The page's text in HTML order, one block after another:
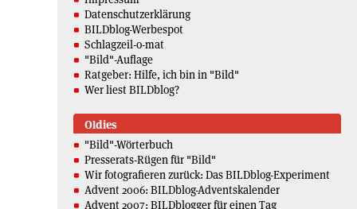
Datenschutzerklärung
BILDblog-Werbespot
Schlagzeil-o-mat
"Bild"-Auflage
Ratgeber: Hilfe, ich bin in "Bild"
Wer liest BILDblog?
Oldies
"Bild"-Wörterbuch
Presserats-Rügen für "Bild"
Wir fotografieren zurück: Das BILDblog-Experiment
Advent 2006: BILDblog-Adventskalender
Advent 2007: BILDblogger für einen Tag